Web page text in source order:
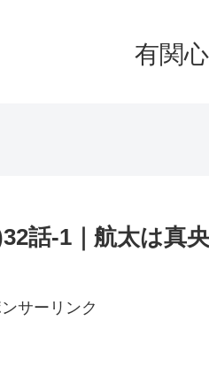
有関
話-1｜航太は真
サーリンク